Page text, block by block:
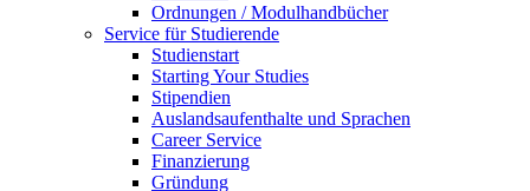
Ordnungen / Modulhandbücher
Service für Studierende
Studienstart
Starting Your Studies
Stipendien
Auslandsaufenthalte und Sprachen
Career Service
Finanzierung
Gründung